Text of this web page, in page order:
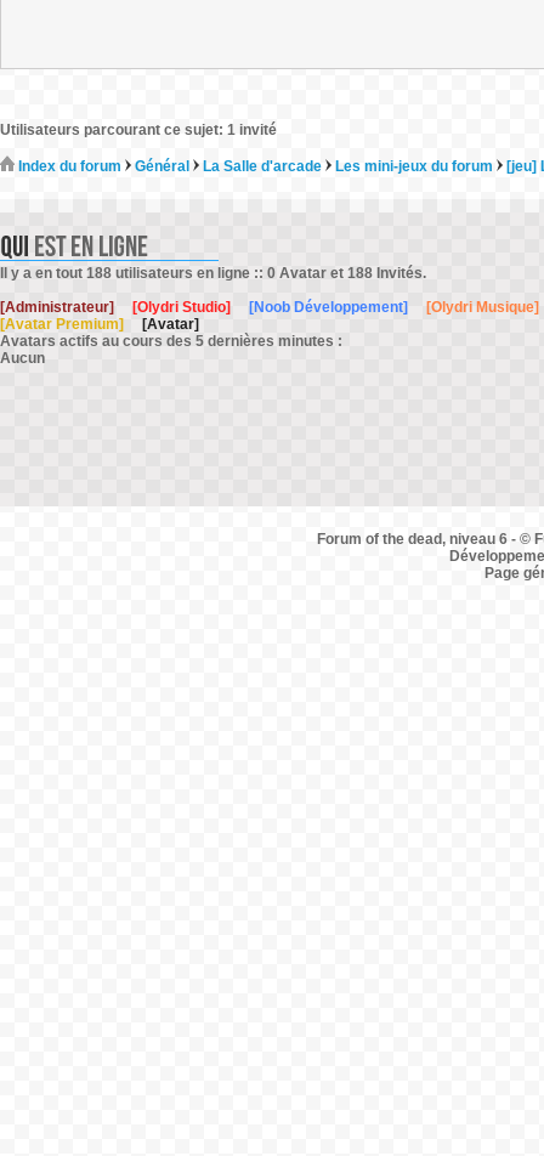
Utilisateurs parcourant ce sujet: 1 invité
Index du forum Général La Salle d'arcade Les mini-jeux du forum [jeu]
Il y a en tout 188 utilisateurs en ligne :: 0 Avatar et 188 Invités.
[Administrateur]
[Olydri Studio] [Noob Développement]
[Olydri Musique]
[Avatar Premium]
[Avatar]
Avatars actifs au cours des 5 dernières minutes :
Aucun
Forum of the dead, niveau 6 - ©
Page